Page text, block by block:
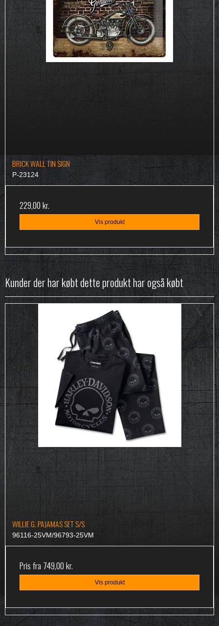
BRICK WALL TIN SIGN
P-23124
229,00 kr.
Vis produkt
Kunder der har købt dette produkt har også købt
WILLIE G. PAJAMAS SET S/S
96116-25VM/96793-25VM
Pris fra 749,00 kr.
Vis produkt